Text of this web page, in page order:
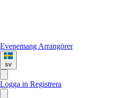
Evenemang Arrangörer
sv
Logga in Registrera